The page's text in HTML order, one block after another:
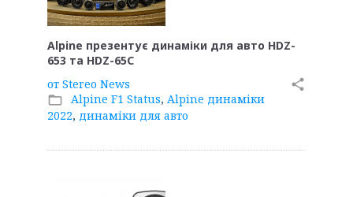
Alpine презентує динаміки для авто HDZ-
653 та HDZ-65C
от Stereo News
folder_open Alpine F1 Status, Alpine динаміки
2022, динаміки для авто
share